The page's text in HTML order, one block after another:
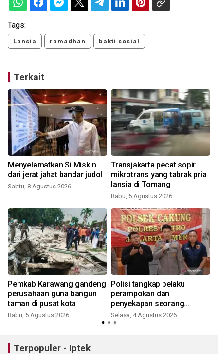
Tags:
Lansia ramadhan bakti sosial
Terkait
Menyelamatkan Si Miskin
dari jerat jahat bandar judol
Sabtu, 8 Agustus 2026
Transjakarta pecat sopir
mikrotrans yang tabrak pria
lansia di Tomang
Rabu, 5 Agustus 2026
Pemkab Karawang gandeng
perusahaan guna bangun
taman di pusat kota
Rabu, 5 Agustus 2026
Polisi tangkap pelaku
perampokan dan
penyekapan seorang
perempuan lansia di Cakung
Selasa, 4 Agustus 2026
Terpopuler - Iptek